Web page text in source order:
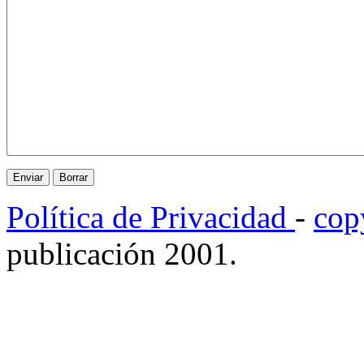
Política de Privacidad -
publicación 2001.